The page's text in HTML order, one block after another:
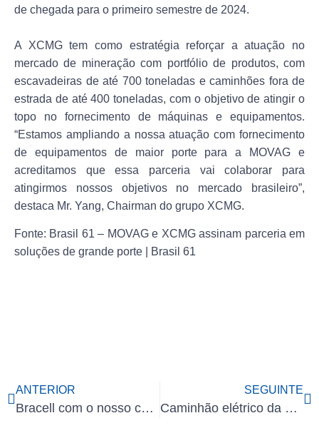
de chegada para o primeiro semestre de 2024.
A XCMG tem como estratégia reforçar a atuação no
mercado de mineração com portfólio de produtos, com
escavadeiras de até 700 toneladas e caminhões fora de
estrada de até 400 toneladas, com o objetivo de atingir o
topo no fornecimento de máquinas e equipamentos.
“Estamos ampliando a nossa atuação com fornecimento
de equipamentos de maior porte para a MOVAG e
acreditamos que essa parceria vai colaborar para
atingirmos nossos objetivos no mercado brasileiro”,
destaca Mr. Yang, Chairman do grupo XCMG.
Fonte: Brasil 61 – MOVAG e XCMG assinam parceria em
soluções de grande porte | Brasil 61
ANTERIOR
Bracell com o nosso caminhão 100% elétrico, E7-49T.
SEGUINTE
Caminhão elétrico da XCMG Brasil, transporta cargas do Mercado Livre.